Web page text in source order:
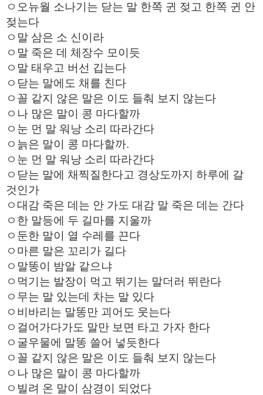
ㅇ오뉴월 소나기는 닫는 말 한쪽 귄 젖고 한쪽 귄 안
젖는다
ㅇ말 삼은 소 신이라
ㅇ말 죽은 데 체장수 모이듯
ㅇ말 태우고 버선 깁는다
ㅇ닫는 말에도 채를 친다
ㅇ꼴 같지 않은 말은 이도 들춰 보지 않는다
ㅇ나 많은 말이 콩 마다할까
ㅇ눈 먼 말 워낭 소리 따라간다
ㅇ늙은 말이 콩 마다할까.
ㅇ눈 먼 말 워낭 소리 따라간다
ㅇ닫는 말에 채찍질한다고 경상도까지 하루에 갈
것인가
ㅇ대감 죽은 데는 안 가도 대감 말 죽은 데는 간다
ㅇ한 말등에 두 길마를 지울까
ㅇ둔한 말이 열 수레를 끈다
ㅇ마른 말은 꼬리가 길다
ㅇ말똥이 밤알 같으냐
ㅇ먹기는 발장이 먹고 뛰기는 말더러 뛰란다
ㅇ무는 말 있는데 차는 말 있다
ㅇ비바리는 말똥만 괴어도 웃는다
ㅇ걸어가다가도 말만 보면 타고 가자 한다
ㅇ굴우물에 말똥 쓸어 넣듯한다
ㅇ꼴 같지 않은 말은 이도 들춰 보지 않는다
ㅇ나 많은 말이 콩 마다할까
ㅇ빌려 온 말이 삼경이 되었다